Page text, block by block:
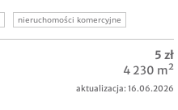
nieruchomości komercyjne
kupimy nieruchomości
5 zł
4 230 m²
aktualizacja: 16.06.2026